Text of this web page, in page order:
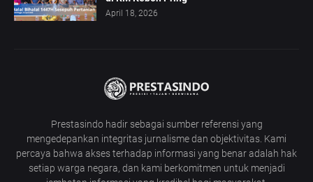
April 18, 2026
Prestasindo hadir sebagai sumber referensi yang
mengedepankan integritas jurnalisme dan objektivitas. Kami
percaya bahwa akses terhadap informasi yang benar adalah hak
setiap warga negara, dan kami berkomitmen untuk menjadi